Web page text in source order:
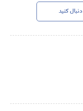
دنبال کنید